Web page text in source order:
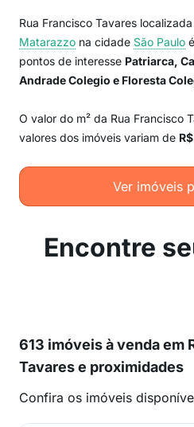
Rua Francisco Tavares
Matarazzo na cidade São Paulo
pontos de interesse Patriarca,
Andrade Colegio e Floresta
O valor do m² da Rua Francisco
valores dos imóveis variam de
Ver imóveis
Encontre
613 imóveis à venda em
Tavares e proximidades
Confira os imóveis